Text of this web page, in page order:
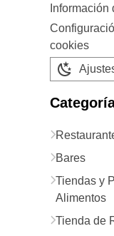
cookies
Bares
Tiendas y
Alimentos
Tienda de